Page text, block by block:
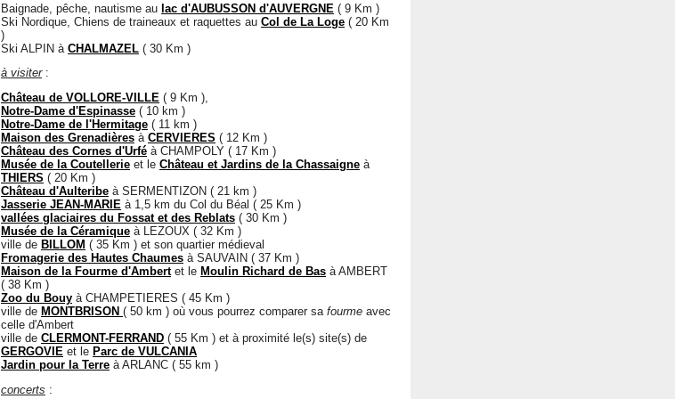
Baignade, pêche, nautisme au lac d'AUBUSSON d'AUVERGNE ( 9 Km )
Ski Nordique, Chiens de traineaux et raquettes au Col de La Loge ( 20 Km
)
Ski ALPIN à CHALMAZEL ( 30 Km )
à visiter:
Château de VOLLORE-VILLE ( 9 Km ),
Notre-Dame d'Espinasse ( 10 km )
Notre-Dame de l'Hermitage ( 11 km )
Maison des Grenadières à CERVIERES ( 12 Km )
Château des Cornes d'Urfé à CHAMPOLY ( 17 Km )
Musée de la Coutellerie et le Château et Jardins de la Chassaigne à
THIERS ( 20 Km )
Château d'Aulteribe à SERMENTIZON ( 21 km )
Jasserie JEAN-MARIE à 1,5 km du Col du Béal ( 25 Km )
vallées glaciaires du Fossat et des Reblats ( 30 Km )
Musée de la Céramique à LEZOUX ( 32 Km )
ville de BILLOM ( 35 Km ) et son quartier médieval
Fromagerie des Hautes Chaumes à SAUVAIN ( 37 Km )
Maison de la Fourme d'Ambertet le Moulin Richard de Bas à AMBERT
( 38 Km )
Zoo du Bouy à CHAMPETIERES ( 45 Km )
ville de MONTBRISON ( 50 km ) où vous pourrez comparer sa fourme avec
celle d'Ambert
ville de CLERMONT-FERRAND ( 55 Km ) et à proximité le(s) site(s) de
GERGOVIE et le Parc de VULCANIA
Jardin pour la Terre à ARLANC ( 55 km )
concerts :